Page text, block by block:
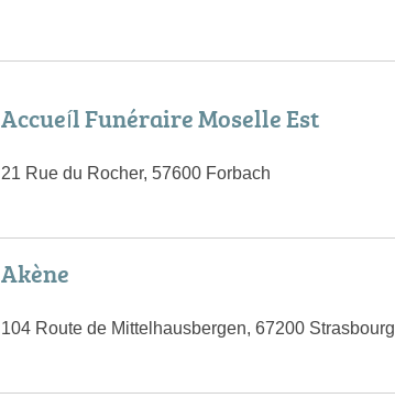
Accueíl Funéraire Moselle Est
21 Rue du Rocher, 57600 Forbach
Akène
104 Route de Mittelhausbergen, 67200 Strasbourg